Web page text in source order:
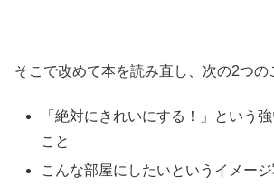
そこで改めて本を読み直し、次の2つの
「絶対にきれいにする！」という
こと
こんな部屋にしたいというイメー